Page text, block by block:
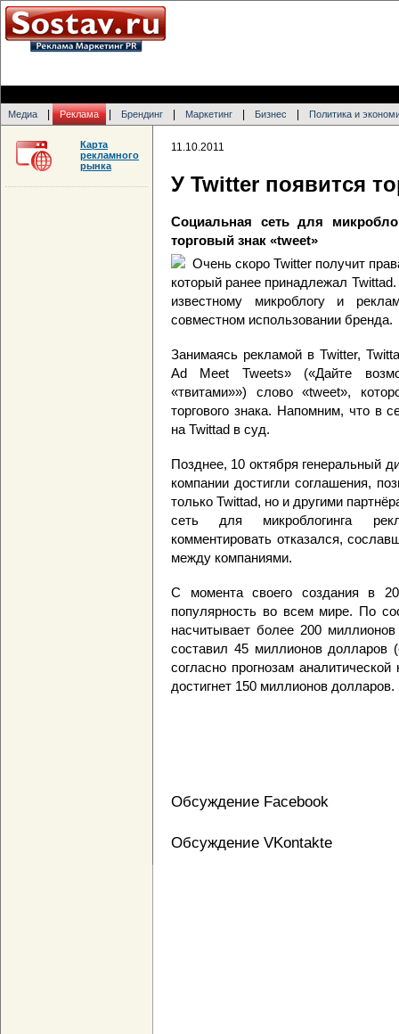
Медиа Реклама Брендинг Маркетинг Бизнес Политика и
11.10.2011
У Twitter появится
Социальная сеть для
торговый знак «tweet»
Очень скоро Twitter получит
который ранее принадлежал
известному микроблогу и
совместном использовании бренда.
Занимаясь рекламой в Twitter,
Ad Meet Tweets» («Дайте
«твитами»») слово «tweet»,
торгового знака. Напомним, что в
на Twittad в суд.
Позднее, 10 октября генеральный
компании достигли соглашения,
только Twittad, но и другими
сеть для микроблогинга
комментировать отказался,
между компаниями.
С момента своего создания в
популярность во всем мире. По
насчитывает более 200
составил 45 миллионов долларов
согласно прогнозам
достигнет 150 миллионов долларов.
Обсуждение Facebook
Обсуждение VKontakte
Карта
рекламного
рынка